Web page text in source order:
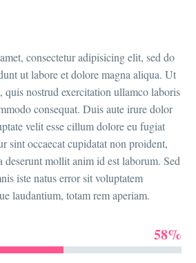
consectetur adipisicing elit, sed do
ut labore et dolore magna aliqua. Ut
quis nostrud exercitation ullamco laboris
consequat. Duis aute irure dolor
velit esse cillum dolore eu fugiat
sint occaecat cupidatat non proident,
mollit anim id est laborum. Sed
iste natus error sit voluptatem
laudantium, totam rem aperiam.
58%